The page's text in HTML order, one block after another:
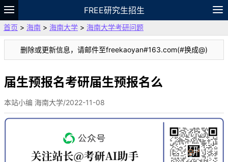
FREE研究生招生
题库
故事 专题 APP 笔记
VIP
资料
首页 > 海南 > 海南大学 > 海南大学考研问题
删除或更新信息，请邮件至freekaoyan#163.com(#换成@)
届生预报名考研届生预报名么
本站小编 海南大学/2022-11-08